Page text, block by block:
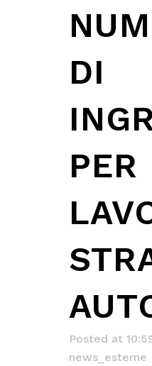
DI
PER
Posted at
news_esterne